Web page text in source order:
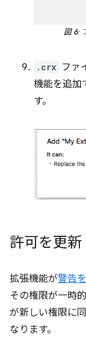
図 6:
.crx ファ
機能を追加
す。
許可を更新
拡張機能が警告
その権限が一時
が新しい権限に
なります。